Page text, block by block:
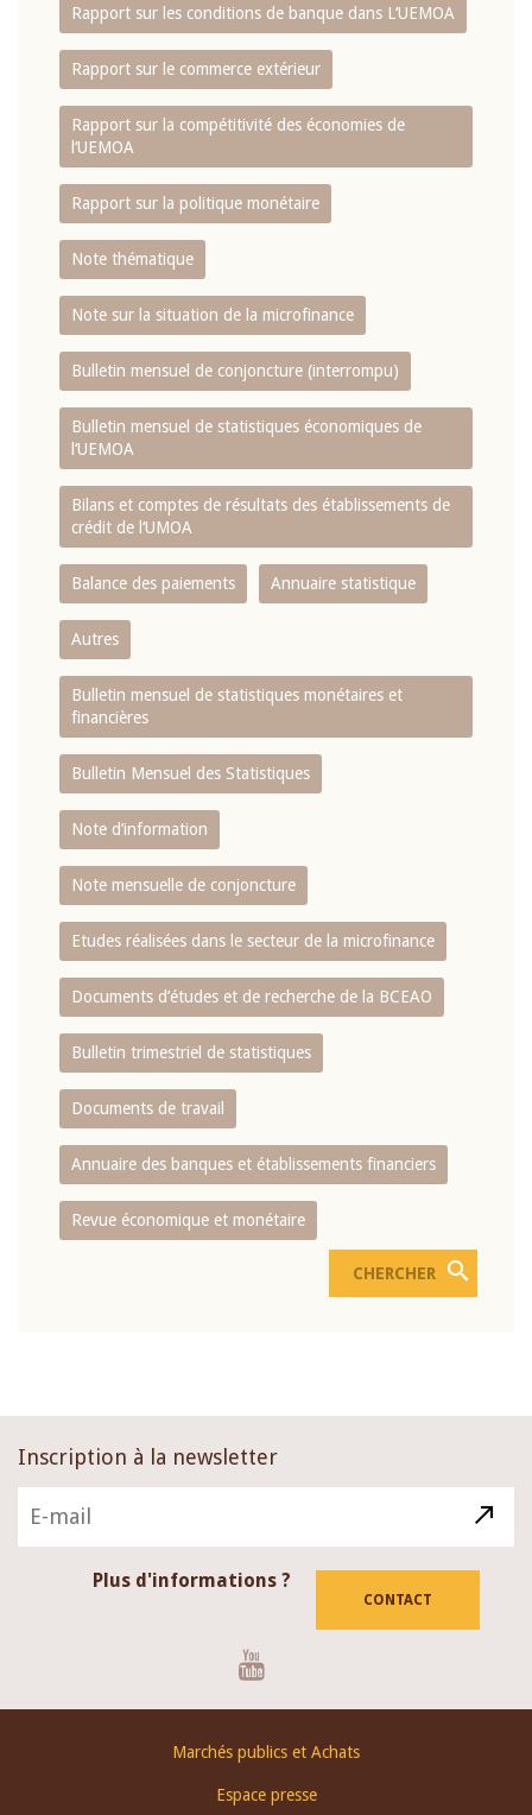
Rapport sur les conditions de banque dans L‘UEMOA
Rapport sur le commerce extérieur
Rapport sur la compétitivité des économies de
l‘UEMOA
Rapport sur la politique monétaire
Note thématique
Note sur la situation de la microfinance
Bulletin mensuel de conjoncture (interrompu)
Bulletin mensuel de statistiques économiques de
l‘UEMOA
Bilans et comptes de résultats des établissements de
crédit de l‘UMOA
Balance des paiements Annuaire statistique
Autres
Bulletin mensuel de statistiques monétaires et
financières
Bulletin Mensuel des Statistiques
Note d’information
Note mensuelle de conjoncture
Etudes réalisées dans le secteur de la microfinance
Documents d’études et de recherche de la BCEAO
Bulletin trimestriel de statistiques
Documents de travail
Annuaire des banques et établissements financiers
Revue économique et monétaire
Inscription à la newsletter
Plus d'informations ?
CONTACT
Marchés publics et Achats
Espace presse